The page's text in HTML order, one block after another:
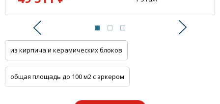
Предыдущий
из кирпича и керамических блоков
общая площадь до 100 м2 с эркером